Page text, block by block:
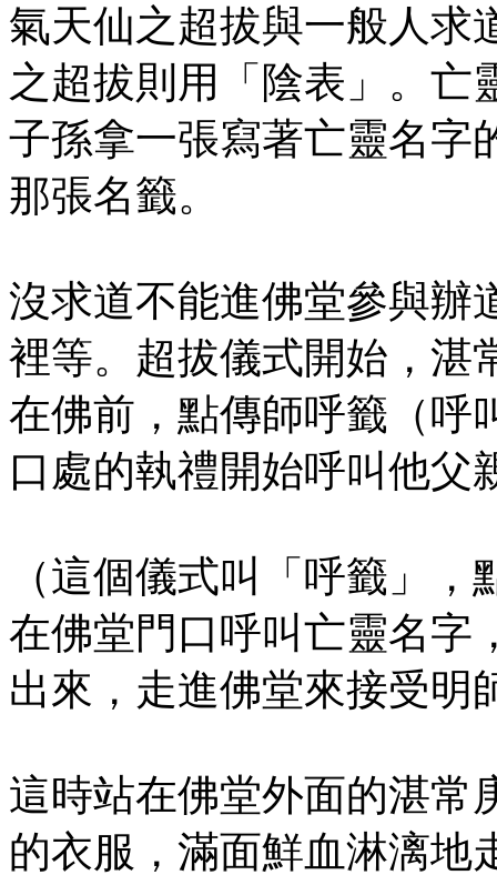
氣天仙之超拔與一般人求
之超拔則用「陰表」。亡
子孫拿一張寫著亡靈名字
那張名籤。
沒求道不能進佛堂參與辦
裡等。超拔儀式開始，湛
在佛前，點傳師呼籤（呼
口處的執禮開始呼叫他父
（這個儀式叫「呼籤」
在佛堂門口呼叫亡靈名字
出來，走進佛堂來接受明
這時站在佛堂外面的湛常
的衣服，滿面鮮血淋漓地